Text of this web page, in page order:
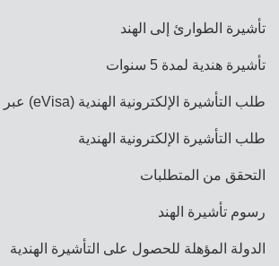
تأشيرة الطوارئ إلى الهند
تأشيرة هندية لمدة 5 سنوات
طلب التأشيرة الإلكترونية الهندية (eVisa) عبر الإنترنت
طلب التأشيرة الإلكترونية الهندية
التحقق من المتطلبات
رسوم تأشيرة الهند
الدولة المؤهلة للحصول على التأشيرة الهندية